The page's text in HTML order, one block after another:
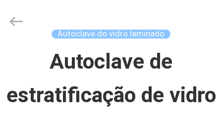
PRODUTOS
Online
Market.
Autoclave do vidro laminado
Autoclave de
estratificação de vidro